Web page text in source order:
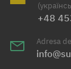
+48
Adresa